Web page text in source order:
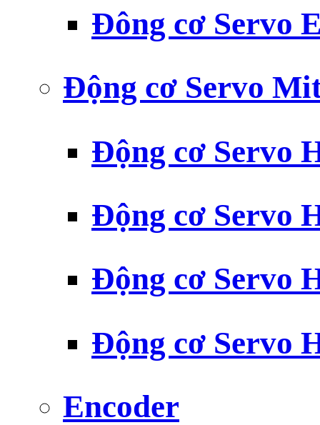
Đông cơ Servo
Động cơ Servo
Động cơ Servo
Động cơ Servo
Động cơ Servo
Động cơ Servo
Encoder